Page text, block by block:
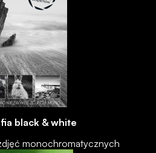
black & white
monochromatycznych